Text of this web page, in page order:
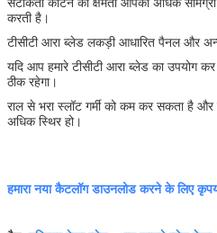
करती है।
टीसीटी आरा ब्लेड लकड़ी आधारित पैनल और
यदि आप हमारे टीसीटी आरा ब्लेड का उपयोग
ठीक रहेगा।
राल से भरा स्लॉट गर्मी को कम कर सकता है
अधिक स्थिर हो।
हमारा नया कैटलॉग डाउनलोड करने के लिए